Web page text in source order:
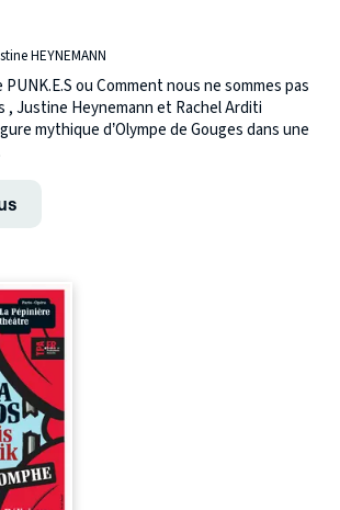
HEYNEMANN
ou Comment nous ne sommes pas
, Justine Heynemann et Rachel Arditi
mythique d’Olympe de Gouges dans une